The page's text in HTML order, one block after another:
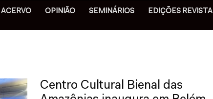
ACERVO OPINIÃO SEMINÁRIOS EDIÇÕES REVISTA
Centro Cultural Bienal das